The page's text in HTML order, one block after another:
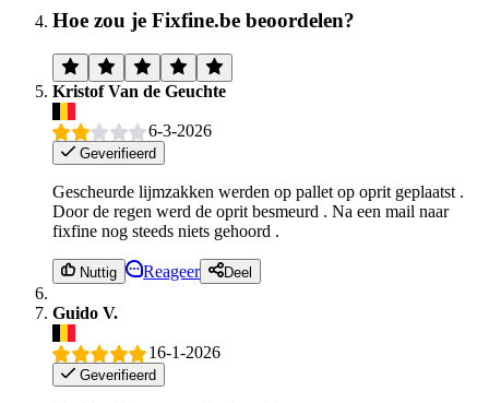
Hoe zou je Fixfine.be beoordelen?
Kristof Van de Geuchte
6-3-2026
Geverifieerd
Gescheurde lijmzakken werden op pallet op oprit geplaatst .
Door de regen werd de oprit besmeurd . Na een mail naar
fixfine nog steeds niets gehoord .
Nuttig Reageer Deel
Guido V.
16-1-2026
Geverifieerd